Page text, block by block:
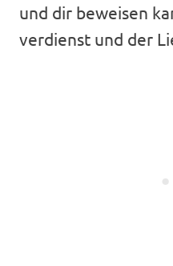
und dir beweisen
verdienst und der